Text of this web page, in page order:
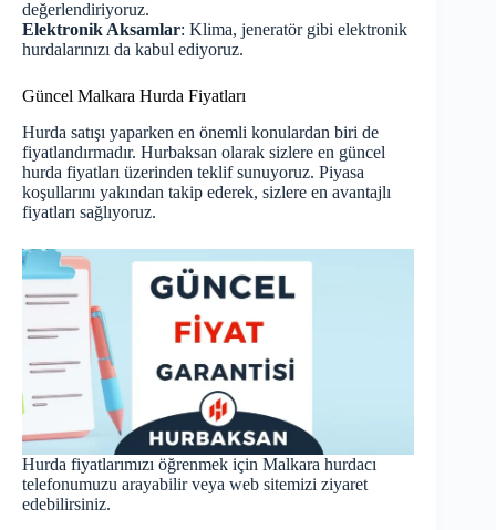
değerlendiriyoruz.
Elektronik Aksamlar: Klima, jeneratör gibi elektronik
hurdalarınızı da kabul ediyoruz.
Güncel Malkara Hurda Fiyatları
Hurda satışı yaparken en önemli konulardan biri de
fiyatlandırmadır. Hurbaksan olarak sizlere en güncel
hurda fiyatları üzerinden teklif sunuyoruz. Piyasa
koşullarını yakından takip ederek, sizlere en avantajlı
fiyatları sağlıyoruz.
Hurda fiyatlarımızı öğrenmek için Malkara hurdacı
telefonumuzu arayabilir veya web sitemizi ziyaret
edebilirsiniz.